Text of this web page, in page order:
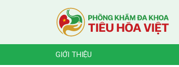
GIỚI THIỆU